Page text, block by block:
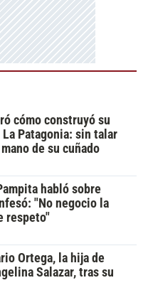
cómo construyó su
Patagonia: sin talar
de su cuñado
habló sobre
"No negocio la
respeto"
Ortega, la hija de
Salazar, tras su